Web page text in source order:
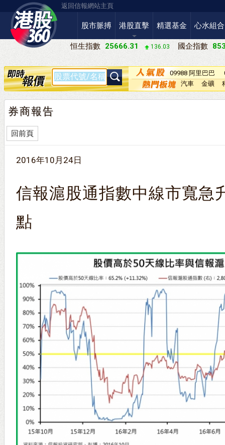
返回信報網站主頁
股市脈搏 港股直擊 精選基金 心水組合
恒生指數 25666.31 136.03 國企指數
09988 阿里巴巴
－Ｗ汽車
金礦
券商報告
回前頁
2016年10月24日
信報滬股通指數中線市寬急
點